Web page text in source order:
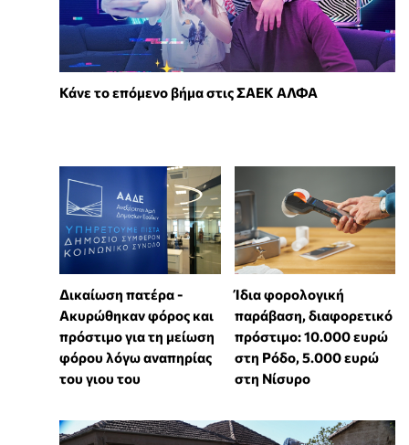
Κάνε το επόμενο βήμα στις ΣΑΕΚ ΑΛΦΑ
Δικαίωση πατέρα -
Ακυρώθηκαν φόρος και
πρόστιμο για τη μείωση
φόρου λόγω αναπηρίας
του γιου του
Ίδια φορολογική
παράβαση, διαφορετικό
πρόστιμο: 10.000 ευρώ
στη Ρόδο, 5.000 ευρώ
στη Νίσυρο